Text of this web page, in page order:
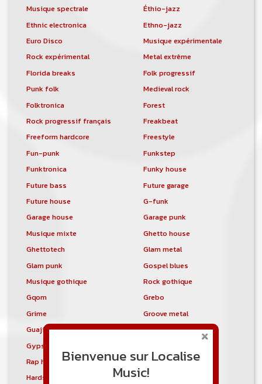
Musique spectrale
Éthio-jazz
Ethnic electronica
Ethno-jazz
Euro Disco
Musique expérimentale
Rock expérimental
Metal extrême
Florida breaks
Folk progressif
Punk folk
Medieval rock
Folktronica
Forest
Rock progressif français
Freakbeat
Freeform hardcore
Freestyle
Fun-punk
Funkstep
Funktronica
Funky house
Future bass
Future garage
Future house
G-funk
Garage house
Garage punk
Musique mixte
Ghetto house
Ghettotech
Glam metal
Glam punk
Gospel blues
Musique gothique
Rock gothique
Gqom
Grebo
Grime
Groove metal
Guajira
Guaracha
Gypsy punk
Rap hardcore
Industrial hardcore
Hardstep
Hardstyle
Bienvenue sur Localise
Music!